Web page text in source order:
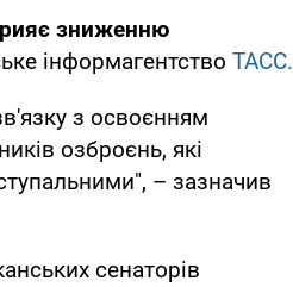
зниженню
інформагентство ТАСС.
з освоєнням
озброєнь, які
– зазначив
сенаторів